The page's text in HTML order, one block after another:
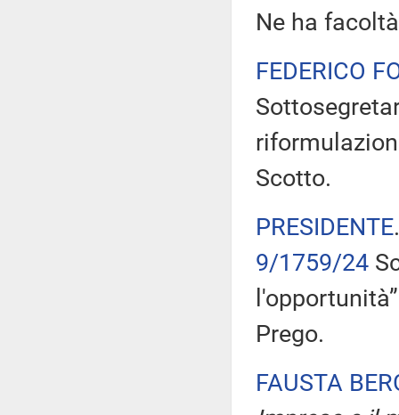
Ne ha
FEDERICO
Scotto.
PRESIDENTE
9/1759/24
Prego.
FAUSTA